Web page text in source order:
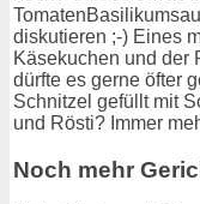
diskutieren ;-) Eines
Käsekuchen und der
dürfte es gerne öfter
Schnitzel gefüllt mit
und Rösti? Immer
Noch mehr